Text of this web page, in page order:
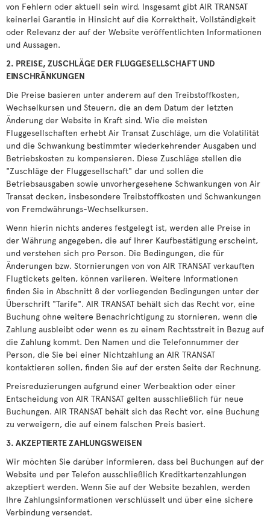
von Fehlern oder aktuell sein wird. Insgesamt gibt AIR TRANSAT
keinerlei Garantie in Hinsicht auf die Korrektheit, Vollständigkeit
oder Relevanz der auf der Website veröffentlichten Informationen
und Aussagen.
2. PREISE, ZUSCHLÄGE DER FLUGGESELLSCHAFT UND
EINSCHRÄNKUNGEN
Die Preise basieren unter anderem auf den Treibstoffkosten,
Wechselkursen und Steuern, die an dem Datum der letzten
Änderung der Website in Kraft sind. Wie die meisten
Fluggesellschaften erhebt Air Transat Zuschläge, um die Volatilität
und die Schwankung bestimmter wiederkehrender Ausgaben und
Betriebskosten zu kompensieren. Diese Zuschläge stellen die
"Zuschläge der Fluggesellschaft" dar und sollen die
Betriebsausgaben sowie unvorhergesehene Schwankungen von Air
Transat decken, insbesondere Treibstoffkosten und Schwankungen
von Fremdwährungs-Wechselkursen.
Wenn hierin nichts anderes festgelegt ist, werden alle Preise in
der Währung angegeben, die auf Ihrer Kaufbestätigung erscheint,
und verstehen sich pro Person. Die Bedingungen, die für
Änderungen bzw. Stornierungen von von AIR TRANSAT verkauften
Flugtickets gelten, können variieren. Weitere Informationen
finden Sie in Abschnitt 8 der vorliegenden Bedingungen unter der
Überschrift "Tarife". AIR TRANSAT behält sich das Recht vor, eine
Buchung ohne weitere Benachrichtigung zu stornieren, wenn die
Zahlung ausbleibt oder wenn es zu einem Rechtsstreit in Bezug auf
die Zahlung kommt. Den Namen und die Telefonnummer der
Person, die Sie bei einer Nichtzahlung an AIR TRANSAT
kontaktieren sollen, finden Sie auf der ersten Seite der Rechnung.
Preisreduzierungen aufgrund einer Werbeaktion oder einer
Entscheidung von AIR TRANSAT gelten ausschließlich für neue
Buchungen. AIR TRANSAT behält sich das Recht vor, eine Buchung
zu verweigern, die auf einem falschen Preis basiert.
3. AKZEPTIERTE ZAHLUNGSWEISEN
Wir möchten Sie darüber informieren, dass bei Buchungen auf der
Website und per Telefon ausschließlich Kreditkartenzahlungen
akzeptiert werden. Wenn Sie auf der Website bezahlen, werden
Ihre Zahlungsinformationen verschlüsselt und über eine sichere
Verbindung versendet.